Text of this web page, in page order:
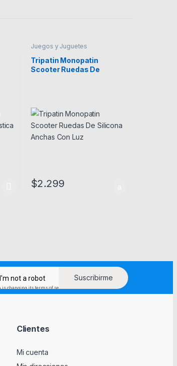
Juegos y Juguetes
Tripatin Monopatin
Scooter Ruedas De
$2.299
Clientes
Mi cuenta